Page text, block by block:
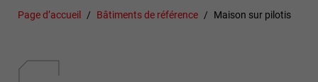
Page d’accueil Bâtiments de référence Maison sur pilotis